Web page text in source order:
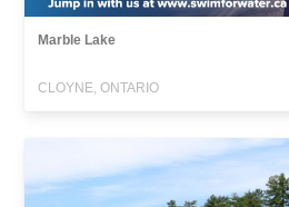
Marble Lake
CLOYNE, ONTARIO